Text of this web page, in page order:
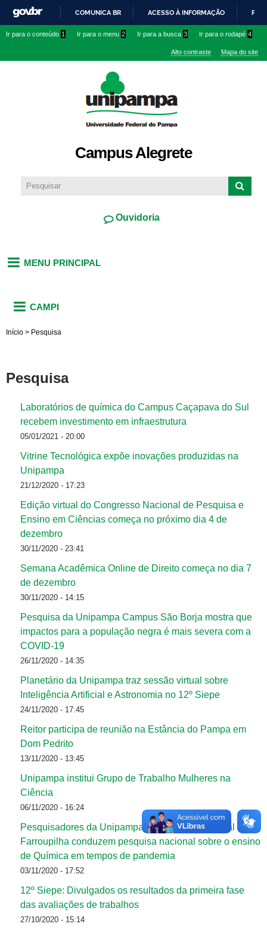
conteúdo
IR
O
COMUNICA BR ACESSO À INFORMAÇÃO
Ir para o conteúdo 1 Ir para o menu 2 Ir para a busca 3 Ir para o rodapé 4
Alto contraste Mapa do site
Campus Alegrete
Ouvidoria
MENU PRINCIPAL
CAMPI
Início > Pesquisa
Pesquisa
Laboratórios de química do Campus Caçapava do Sul
recebem investimento em infraestrutura
05/01/2021 - 20:00
Vitrine Tecnológica expõe inovações produzidas na
Unipampa
21/12/2020 - 17:23
Edição virtual do Congresso Nacional de Pesquisa e
Ensino em Ciências começa no próximo dia 4 de
dezembro
30/11/2020 - 23:41
Semana Acadêmica Online de Direito começa no dia 7
de dezembro
30/11/2020 - 14:15
Pesquisa da Unipampa Campus São Borja mostra que
impactos para a população negra é mais severa com a
COVID-19
26/11/2020 - 14:35
Planetário da Unipampa traz sessão virtual sobre
Inteligência Artificial e Astronomia no 12º Siepe
24/11/2020 - 17:45
Reitor participa de reunião na Estância do Pampa em
Dom Pedrito
13/11/2020 - 13:45
Unipampa institui Grupo de Trabalho Mulheres na
Ciência
06/11/2020 - 16:24
Pesquisadores da Unipampa e do Instituto Federal
Farroupilha conduzem pesquisa nacional sobre o ensino
de Química em tempos de pandemia
03/11/2020 - 17:52
12º Siepe: Divulgados os resultados da primeira fase
das avaliações de trabalhos
27/10/2020 - 15:14